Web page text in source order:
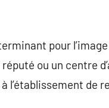
pour
ou un centre
l’établissement de